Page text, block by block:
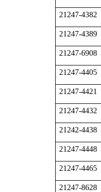
21247-4382
21247-4389
21247-6908
21247-4405
21247-4421
21247-4432
21242-4438
21247-4448
21247-4465
21247-8628